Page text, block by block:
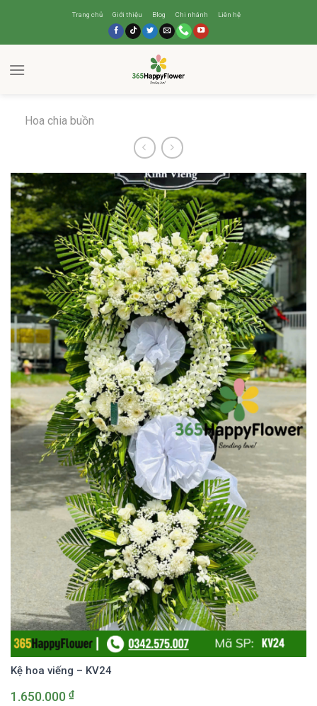
Trang chủ Giới thiệu Blog Chi nhánh Liên hệ
Hoa chia buồn
Kệ hoa viếng – KV24
1.650.000 ₫